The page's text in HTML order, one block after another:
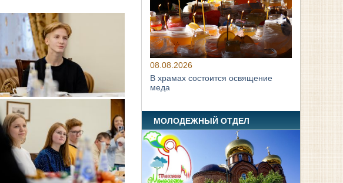
08.08.2026
В храмах состоится освящение
меда
МОЛОДЕЖНЫЙ ОТДЕЛ